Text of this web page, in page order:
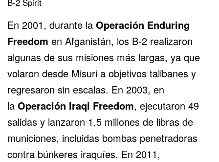
En 2001, durante la Operación Enduring
Freedom en Afganistán, los B-2 realizaron
algunas de sus misiones más largas, ya que
volaron desde Misuri a objetivos talibanes y
regresaron sin escalas. En 2003, en
la Operación Iraqi Freedom, ejecutaron 49
salidas y lanzaron 1,5 millones de libras de
municiones, incluidas bombas penetradoras
contra búnkeres iraquíes. En 2011,